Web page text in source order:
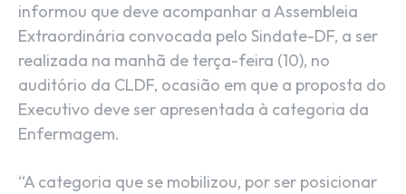
informou que deve acompanhar a Assembleia
Extraordinária convocada pelo Sindate-DF, a ser
realizada na manhã de terça-feira (10), no
auditório da CLDF, ocasião em que a proposta do
Executivo deve ser apresentada à categoria da
Enfermagem.
“A categoria que se mobilizou, por ser posicionar